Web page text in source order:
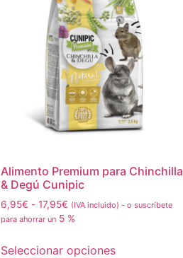
Alimento Premium para Chinchilla
& Degú Cunipic
6,95€ - 17,95€ (IVA incluido) - o suscríbete
para ahorrar un 5 %
Seleccionar opciones